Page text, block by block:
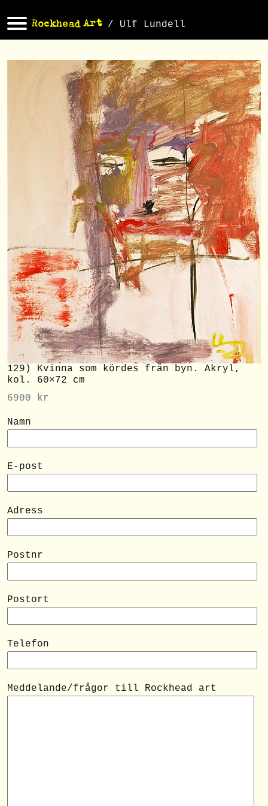
/ Ulf Lundell
129) Kvinna som kördes från byn. Akryl,
kol. 60×72 cm
6900
kr
Namn
E-post
Adress
Postnr
Postort
Telefon
Meddelande/frågor till Rockhead art